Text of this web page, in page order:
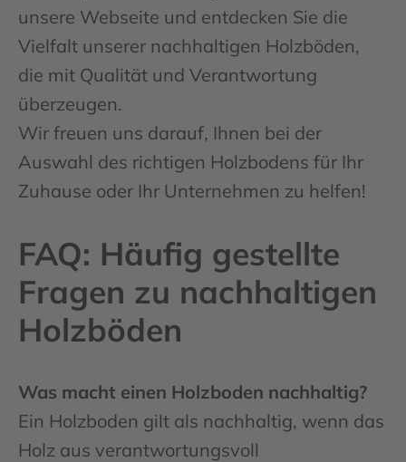
unsere Webseite und entdecken Sie die
Vielfalt unserer nachhaltigen Holzböden,
die mit Qualität und Verantwortung
überzeugen.
Wir freuen uns darauf, Ihnen bei der
Auswahl des richtigen Holzbodens für Ihr
Zuhause oder Ihr Unternehmen zu helfen!
FAQ: Häufig gestellte
Fragen zu nachhaltigen
Holzböden
Was macht einen Holzboden nachhaltig?
Ein Holzboden gilt als nachhaltig, wenn das
Holz aus verantwortungsvoll